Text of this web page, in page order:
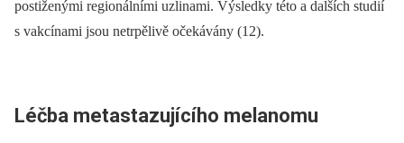
postiženými regionálními uzlinami. Výsledky této a dalších studií
s vakcínami jsou netrpělivě očekávány (12).
Léčba metastazujícího melanomu